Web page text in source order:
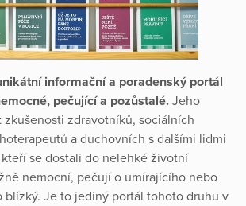
informační a poradenský portál
pečující a pozůstalé.Jeho
zkušenosti zdravotníků, sociálních
a duchovních s dalšími lidmi
se dostali do nelehké životní
nemocní, pečují o umírajícího nebo
blízký. Je to jediný portál tohoto druhu v